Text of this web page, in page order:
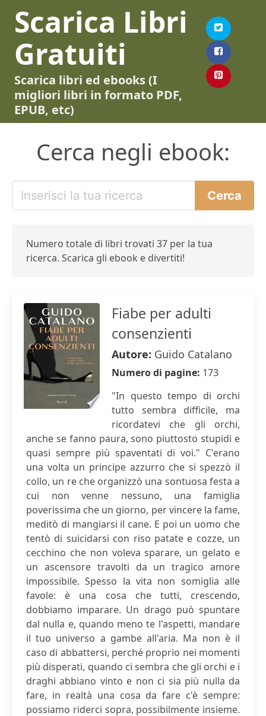
Scarica Libri
Gratuiti
Scarica libri ed ebooks (I
migliori libri in formato PDF,
EPUB, etc)
Cerca negli ebook:
Numero totale di libri trovati 37 per la tua
ricerca. Scarica gli ebook e divertiti!
Fiabe per adulti
consenzienti
Autore: Guido Catalano
Numero di pagine: 173
"In questo tempo di orchi
tutto sembra difficile, ma
ricordatevi che gli orchi,
anche se fanno paura, sono piuttosto stupidi e
quasi sempre più spaventati di voi." C'erano
una volta un principe azzurro che si spezzò il
collo, un re che organizzò una sontuosa festa a
cui non venne nessuno, una famiglia
poverissima che un giorno, per vincere la fame,
meditò di mangiarsi il cane. E poi un uomo che
tentò di suicidarsi con riso patate e cozze, un
cecchino che non voleva sparare, un gelato e
un ascensore travolti da un tragico amore
impossibile. Spesso la vita non somiglia alle
favole: è una cosa che tutti, crescendo,
dobbiamo imparare. Un drago può spuntare
dal nulla e, quando meno te l'aspetti, mandare
il tuo universo a gambe all'aria. Ma non è il
caso di abbattersi, perché proprio nei momenti
più disperati, quando ci sembra che gli orchi e i
draghi abbiano vinto e non ci sia più nulla da
fare, in realtà una cosa da fare c'è sempre:
possiamo riderci sopra, possibilmente insieme.